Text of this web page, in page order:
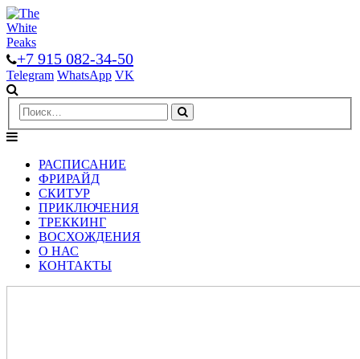
+7 915 082-34-50
Telegram WhatsApp VK
РАСПИСАНИЕ
ФРИРАЙД
СКИТУР
ПРИКЛЮЧЕНИЯ
ТРЕККИНГ
ВОСХОЖДЕНИЯ
О НАС
КОНТАКТЫ